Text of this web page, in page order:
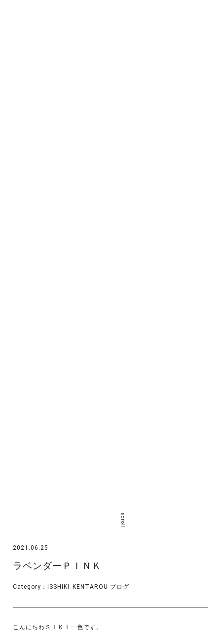
scroll
2021.06.25
ラベンダーＰＩＮＫ
Category： ISSHIKI_KENTAROU ブログ
こんにちわＳＩＫＩ一色です。